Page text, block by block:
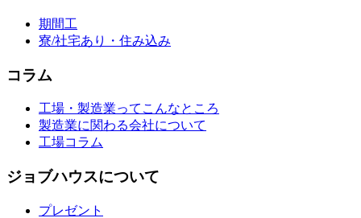
期間工
寮/社宅あり・住み込み
コラム
工場・製造業ってこんなところ
製造業に関わる会社について
工場コラム
ジョブハウスについて
プレゼント